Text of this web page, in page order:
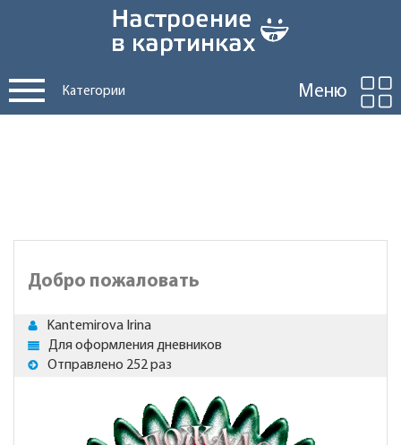
Категории Меню
Добро пожаловать
Kantemirova Irina
Для оформления дневников
Отправлено 252 раз